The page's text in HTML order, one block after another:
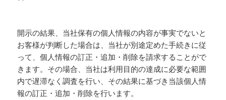
開示の結果、当社保有の個人情報の内容が事実でないと
お客様が判断した場合は、当社が別途定めた手続きに従
って、個人情報の訂正・追加・削除を請求することがで
きます。その場合、当社は利用目的の達成に必要な範囲
内で遅滞なく調査を行い、その結果に基づき当該個人情
報の訂正・追加・削除を行います。